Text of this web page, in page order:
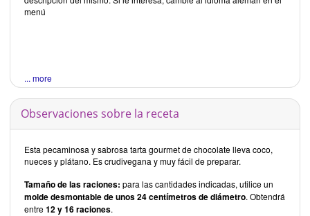
menú
... more
Observaciones sobre la receta
Esta pecaminosa y sabrosa tarta gourmet de chocolate lleva coco,
nueces y plátano. Es crudivegana y muy fácil de preparar.
Tamaño de las raciones: para las cantidades indicadas, utilice un
molde desmontable de unos 24 centímetros de diámetro. Obtendrá
entre12 y 16 raciones.